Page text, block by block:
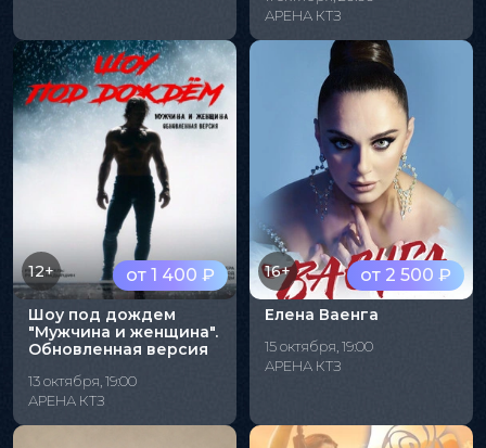
АРЕНА КТЗ
от 1 400 ₽
12+
Шоу под дождем
"Мужчина и женщина".
Обновленная версия
13 октября, 19:00
АРЕНА КТЗ
от 2 500 ₽
16+
Елена Ваенга
15 октября, 19:00
АРЕНА КТЗ